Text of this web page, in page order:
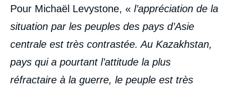
Contenu
intervention
médiatique
Pour Michaël Levystone, « l’appréciation de la
situation par les peuples des pays d’Asie
centrale est très contrastée. Au Kazakhstan,
pays qui a pourtant l’attitude la plus
réfractaire à la guerre, le peuple est très